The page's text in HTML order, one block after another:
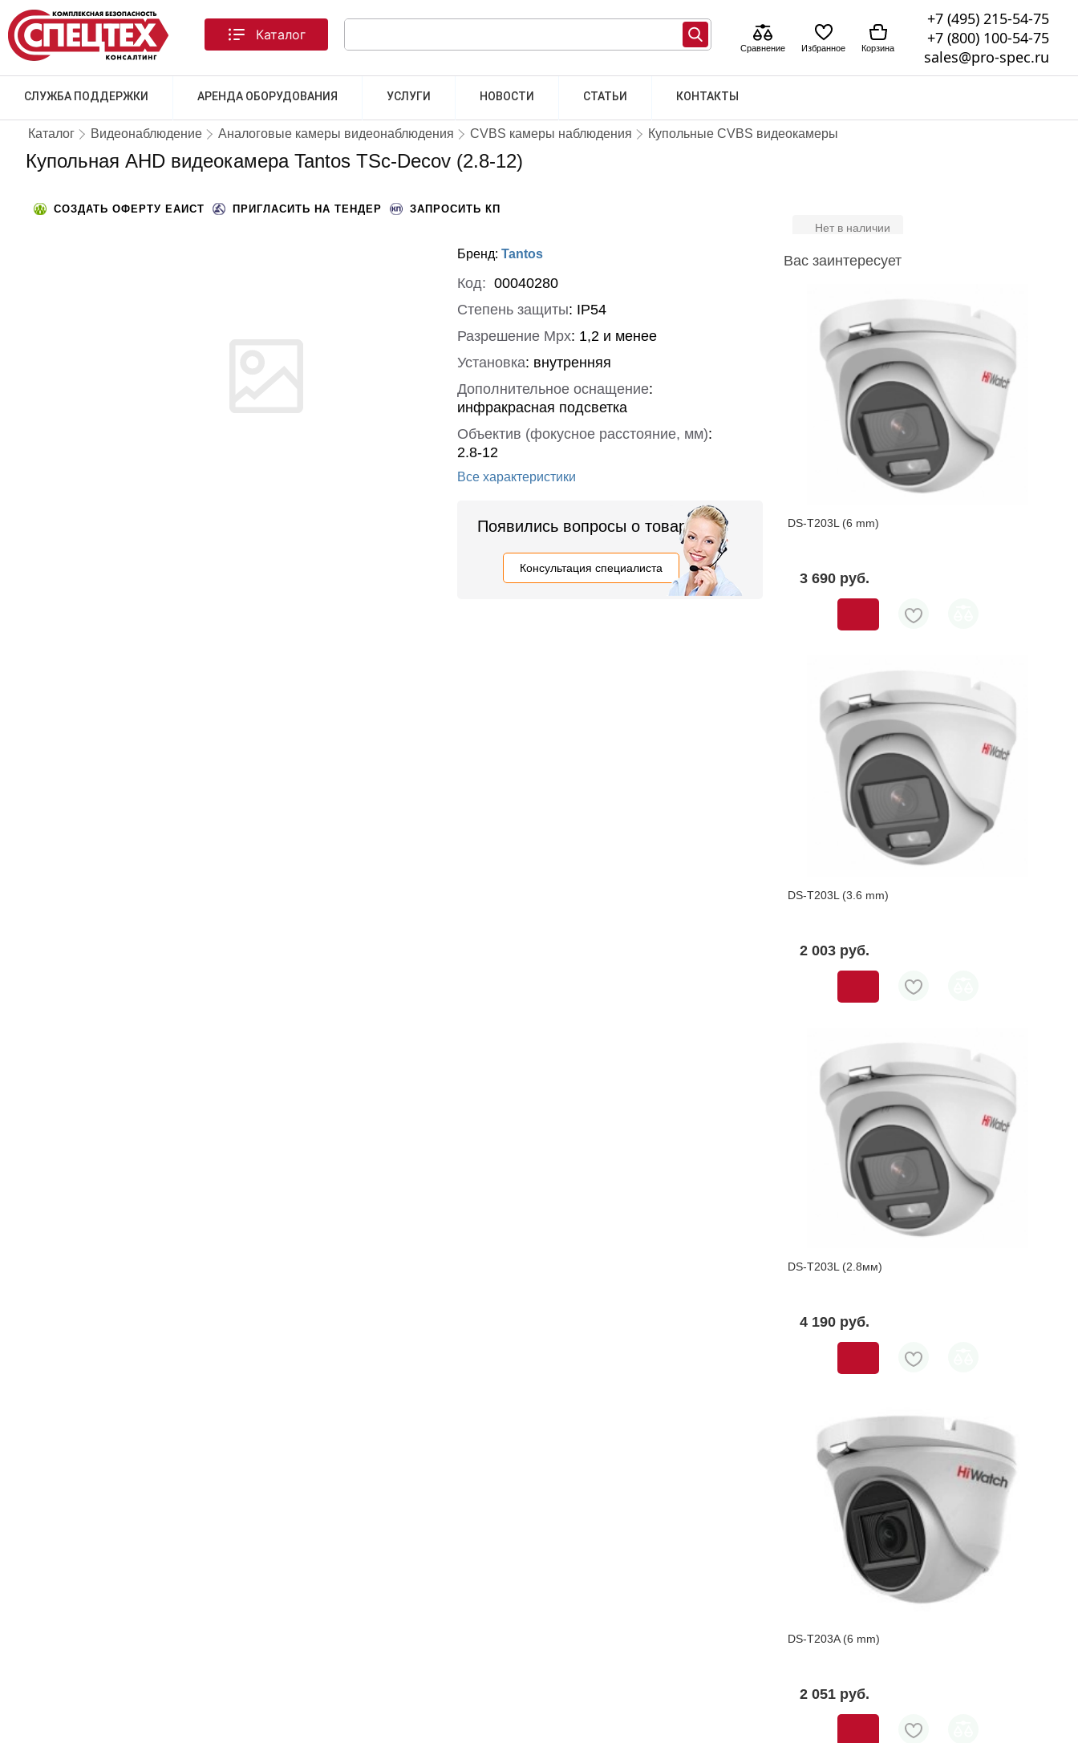
СЛУЖБА ПОДДЕРЖКИ АРЕНДА ОБОРУДОВАНИЯ УСЛУГИ НОВОСТИ СТАТЬИ КОНТАКТЫ
Каталог
Сравнение Избранное Корзина
+7 (495) 215-54-75
+7 (800) 100-54-75
sales@pro-spec.ru
Каталог Видеонаблюдение Аналоговые камеры видеонаблюдения CVBS камеры наблюдения Купольные CVBS видеокамеры
Купольная AHD видеокамера Tantos TSc-Decov (2.8-12)
СОЗДАТЬ ОФЕРТУ ЕАИСТ ПРИГЛАСИТЬ НА ТЕНДЕР ЗАПРОСИТЬ КП
Нет в наличии
Бренд: Tantos
Код: 00040280
Степень защиты: IP54
Разрешение Mpx: 1,2 и менее
Установка: внутренняя
Дополнительное оснащение:
инфракрасная подсветка
Объектив (фокусное расстояние, мм):
2.8-12
Все характеристики
Появились вопросы о товаре?
Консультация специалиста
Вас заинтересует
DS-T203L (6 mm)
3 690 pуб.
DS-T203L (3.6 mm)
2 003 pуб.
DS-T203L (2.8мм)
4 190 pуб.
DS-T203A (6 mm)
2 051 pуб.